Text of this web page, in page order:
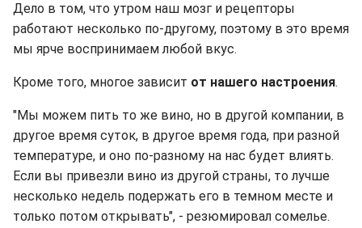
Дело в том, что утром наш мозг и рецепторы
работают несколько по-другому, поэтому в это время
мы ярче воспринимаем любой вкус.
Кроме того, многое зависит от нашего настроения.
"Мы можем пить то же вино, но в другой компании, в
другое время суток, в другое время года, при разной
температуре, и оно по-разному на нас будет влиять.
Если вы привезли вино из другой страны, то лучше
несколько недель подержать его в темном месте и
только потом открывать", - резюмировал сомелье.